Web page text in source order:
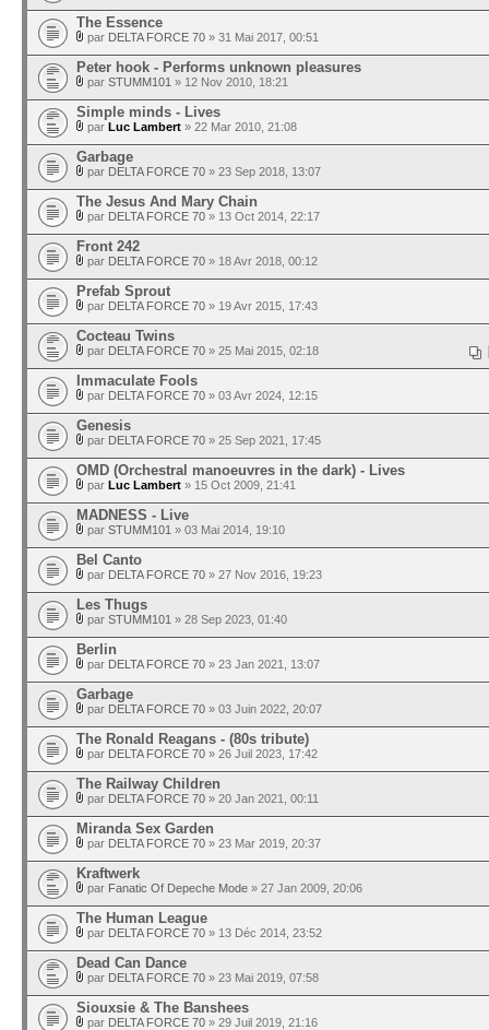
The Essence
par DELTA FORCE 70 » 31 Mai 2017, 00:51
Peter hook - Performs unknown pleasures
par STUMM101 » 12 Nov 2010, 18:21
Simple minds - Lives
par Luc Lambert » 22 Mar 2010, 21:08
Garbage
par DELTA FORCE 70 » 23 Sep 2018, 13:07
The Jesus And Mary Chain
par DELTA FORCE 70 » 13 Oct 2014, 22:17
Front 242
par DELTA FORCE 70 » 18 Avr 2018, 00:12
Prefab Sprout
par DELTA FORCE 70 » 19 Avr 2015, 17:43
Cocteau Twins
par DELTA FORCE 70 » 25 Mai 2015, 02:18
Immaculate Fools
par DELTA FORCE 70 » 03 Avr 2024, 12:15
Genesis
par DELTA FORCE 70 » 25 Sep 2021, 17:45
OMD (Orchestral manoeuvres in the dark) - Lives
par Luc Lambert » 15 Oct 2009, 21:41
MADNESS - Live
par STUMM101 » 03 Mai 2014, 19:10
Bel Canto
par DELTA FORCE 70 » 27 Nov 2016, 19:23
Les Thugs
par STUMM101 » 28 Sep 2023, 01:40
Berlin
par DELTA FORCE 70 » 23 Jan 2021, 13:07
Garbage
par DELTA FORCE 70 » 03 Juin 2022, 20:07
The Ronald Reagans - (80s tribute)
par DELTA FORCE 70 » 26 Juil 2023, 17:42
The Railway Children
par DELTA FORCE 70 » 20 Jan 2021, 00:11
Miranda Sex Garden
par DELTA FORCE 70 » 23 Mar 2019, 20:37
Kraftwerk
par Fanatic Of Depeche Mode » 27 Jan 2009, 20:06
The Human League
par DELTA FORCE 70 » 13 Déc 2014, 23:52
Dead Can Dance
par DELTA FORCE 70 » 23 Mai 2019, 07:58
Siouxsie & The Banshees
par DELTA FORCE 70 » 29 Juil 2019, 21:16